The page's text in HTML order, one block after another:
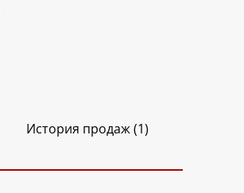
История продаж (1)